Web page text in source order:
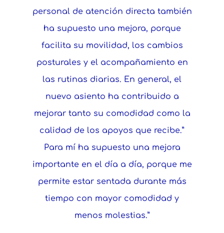
personal de atención directa también
ha supuesto una mejora, porque
facilita su movilidad, los cambios
posturales y el acompañamiento en
las rutinas diarias. En general, el
nuevo asiento ha contribuido a
mejorar tanto su comodidad como la
calidad de los apoyos que recibe.”
Para mí ha supuesto una mejora
importante en el día a día, porque me
permite estar sentada durante más
tiempo con mayor comodidad y
menos molestias.”